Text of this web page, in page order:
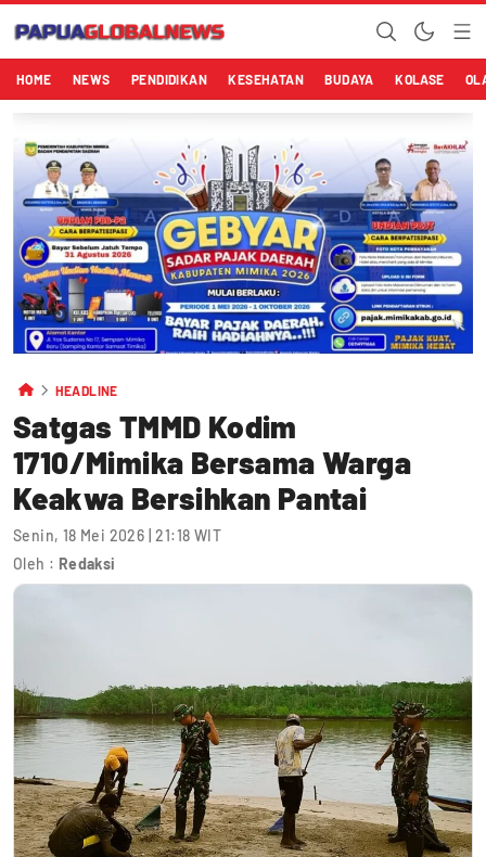
HOME NEWS PENDIDIKAN KESEHATAN BUDAYA KOLASE
HEADLINE
Satgas TMMD Kodim
1710/Mimika Bersama Warga
Keakwa Bersihkan Pantai
Senin, 18 Mei 2026 | 21:18 WIT
Oleh : Redaksi